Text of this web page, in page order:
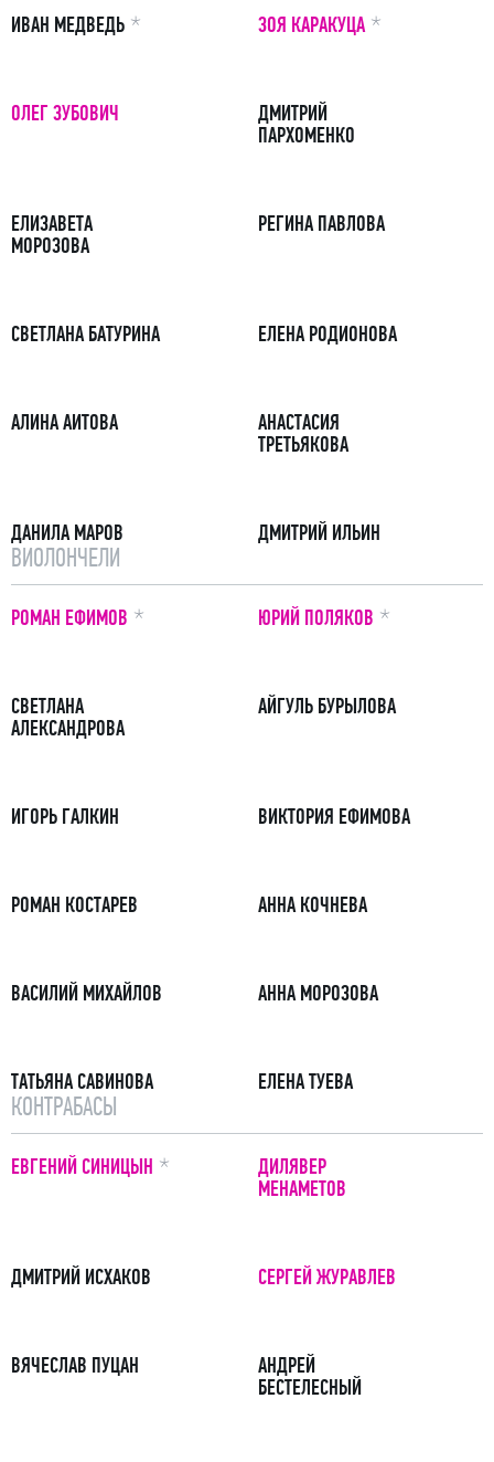
ИВАН МЕДВЕДЬ ПРИМЕЧАНИЕ ЗОЯ КАРАКУЦА ПРИМЕЧАНИЕ
ОЛЕГ ЗУБОВИЧ
ДМИТРИЙ
ПАРХОМЕНКО
ЕЛИЗАВЕТА
МОРОЗОВА
РЕГИНА ПАВЛОВА
СВЕТЛАНА БАТУРИНА ЕЛЕНА РОДИОНОВА
АЛИНА АИТОВА
АНАСТАСИЯ
ТРЕТЬЯКОВА
ДАНИЛА МАРОВ ДМИТРИЙ ИЛЬИН
ВИОЛОНЧЕЛИ
РОМАН ЕФИМОВ ПРИМЕЧАНИЕ ЮРИЙ ПОЛЯКОВ ПРИМЕЧАНИЕ
СВЕТЛАНА
АЛЕКСАНДРОВА
АЙГУЛЬ БУРЫЛОВА
ИГОРЬ ГАЛКИН ВИКТОРИЯ ЕФИМОВА
РОМАН КОСТАРЕВ АННА КОЧНЕВА
ВАСИЛИЙ МИХАЙЛОВ АННА МОРОЗОВА
ТАТЬЯНА САВИНОВА ЕЛЕНА ТУЕВА
КОНТРАБАСЫ
ЕВГЕНИЙ СИНИЦЫН ПРИМЕЧАНИЕ
ДИЛЯВЕР
МЕНАМЕТОВ
ДМИТРИЙ ИСХАКОВ СЕРГЕЙ ЖУРАВЛЕВ
ВЯЧЕСЛАВ ПУЦАН
АНДРЕЙ
БЕСТЕЛЕСНЫЙ